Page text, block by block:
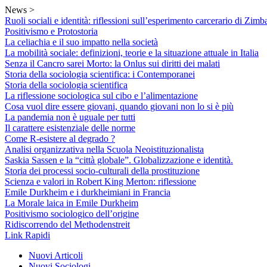
Skip
to
content
News >
Ruoli sociali e identità: riflessioni sull’esperimento carcerario di
Positivismo e Protostoria
La celiachia e il suo impatto nella società
La mobilità sociale: definizioni, teorie e la situazione attuale in Italia
Senza il Cancro sarei Morto: la Onlus sui diritti dei malati
Storia della sociologia scientifica: i Contemporanei
Storia della sociologia scientifica
La riflessione sociologica sul cibo e l’alimentazione
Cosa vuol dire essere giovani, quando giovani non lo si è più
La pandemia non è uguale per tutti
Il carattere esistenziale delle norme
Come R-esistere al degrado ?
Analisi organizzativa nella Scuola Neoistituzionalista
Saskia Sassen e la “città globale”. Globalizzazione e identità.
Storia dei processi socio-culturali della prostituzione
Scienza e valori in Robert King Merton: riflessione
Emile Durkheim e i durkheimiani in Francia
La Morale laica in Emile Durkheim
Positivismo sociologico dell’origine
Ridiscorrendo del Methodenstreit
Link Rapidi
Nuovi Articoli